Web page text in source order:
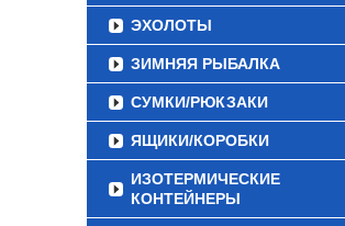
ЭХОЛОТЫ
ЗИМНЯЯ РЫБАЛКА
СУМКИ/РЮКЗАКИ
ЯЩИКИ/КОРОБКИ
ИЗОТЕРМИЧЕСКИЕ
КОНТЕЙНЕРЫ